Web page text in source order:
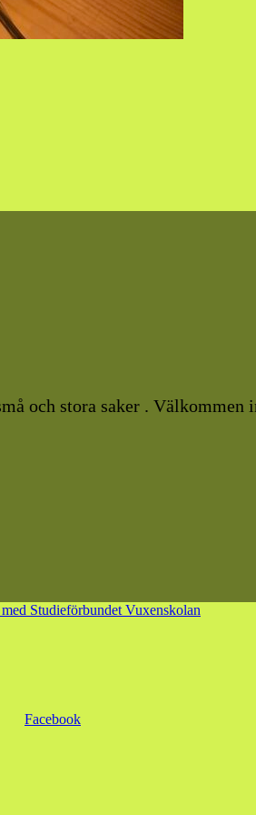
och stora saker . Välkommen
Facebook